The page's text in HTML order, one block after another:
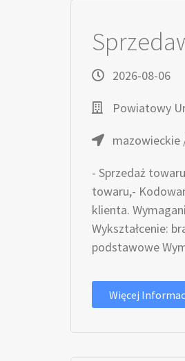
2026-08-06
mazowieckie
- Sprzedaż
towaru,-
klienta.
Wykształcenie:
podstawowe
Więcej